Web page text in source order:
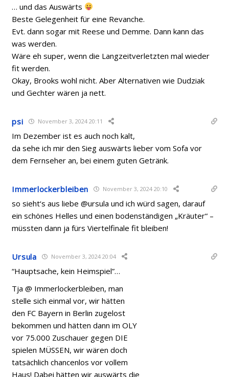
… und das Auswärts
Beste Gelegenheit für eine Revanche.
Evt. dann sogar mit Reese und Demme. Dann kann das
was werden.
Wäre eh super, wenn die Langzeitverletzten mal wieder
fit werden.
Okay, Brooks wohl nicht. Aber Alternativen wie Dudziak
und Gechter wären ja nett.
psi November 3, 2024 20:11
Im Dezember ist es auch noch kalt,
da sehe ich mir den Sieg auswärts lieber vom Sofa vor
dem Fernseher an, bei einem guten Getränk.
Immerlockerbleiben November 3, 2024 20:10
so sieht‘s aus liebe @ursula und ich würd sagen, darauf
ein schönes Helles und einen bodenständigen „Kräuter“ –
müssten dann ja fürs Viertelfinale fit bleiben!
Ursula November 3, 2024 20:04
“Hauptsache, kein Heimspiel”…
Tja @ Immerlockerbleiben, man
stelle sich einmal vor, wir hätten
den FC Bayern in Berlin zugelost
bekommen und hätten dann im OLY
vor 75.000 Zuschauer gegen DIE
spielen MÜSSEN, wir wären doch
tatsächlich chancenlos vor vollem
Haus! Dabei hätten wir auswärts die